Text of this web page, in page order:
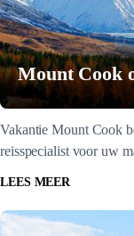
Mount Cook
Vakantie Mount Cook
reisspecialist voor uw
LEES MEER